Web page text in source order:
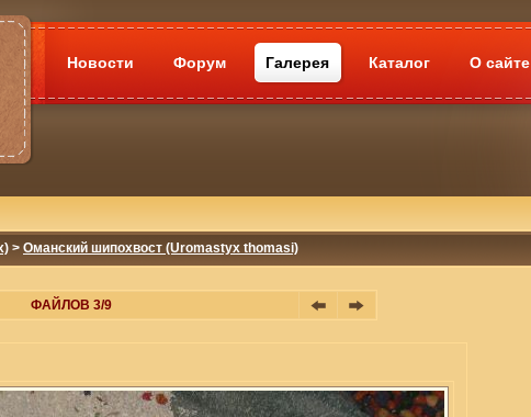
Новости Форум Галерея Каталог О сайте
> Оманский шипохвост (Uromastyx thomasi)
ФАЙЛОВ 3/9